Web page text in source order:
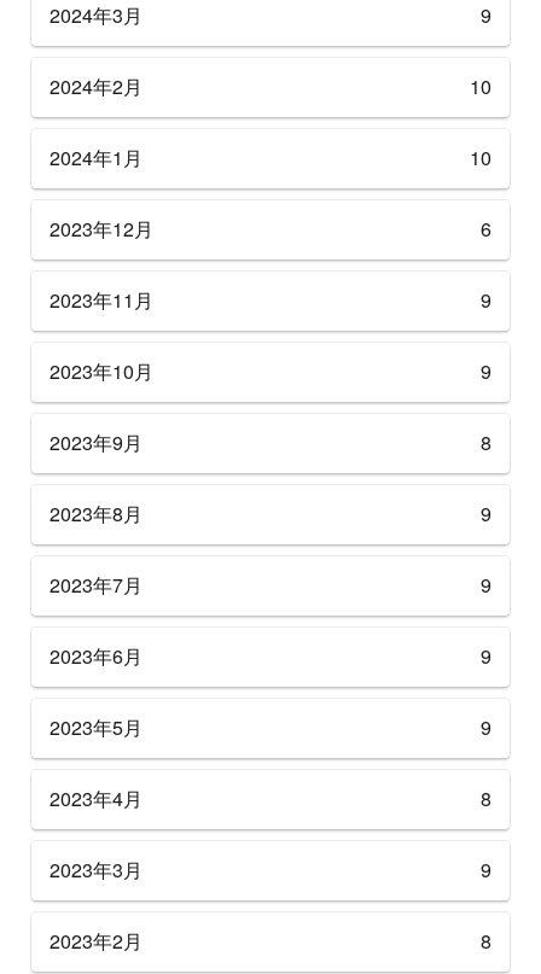
2024年3月 9
2024年2月 10
2024年1月 10
2023年12月 6
2023年11月 9
2023年10月 9
2023年9月 8
2023年8月 9
2023年7月 9
2023年6月 9
2023年5月 9
2023年4月 8
2023年3月 9
2023年2月 8